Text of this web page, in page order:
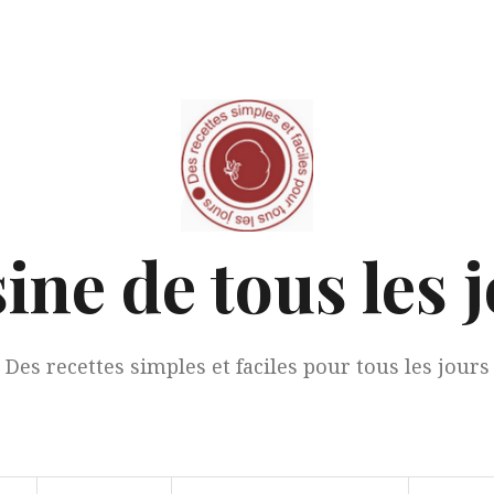
de tous les
Des recettes simples et faciles pour tous les jours